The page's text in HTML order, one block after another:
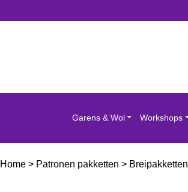
Garens & Wol Workshops
Home > Patronen pakketten > Breipakketten